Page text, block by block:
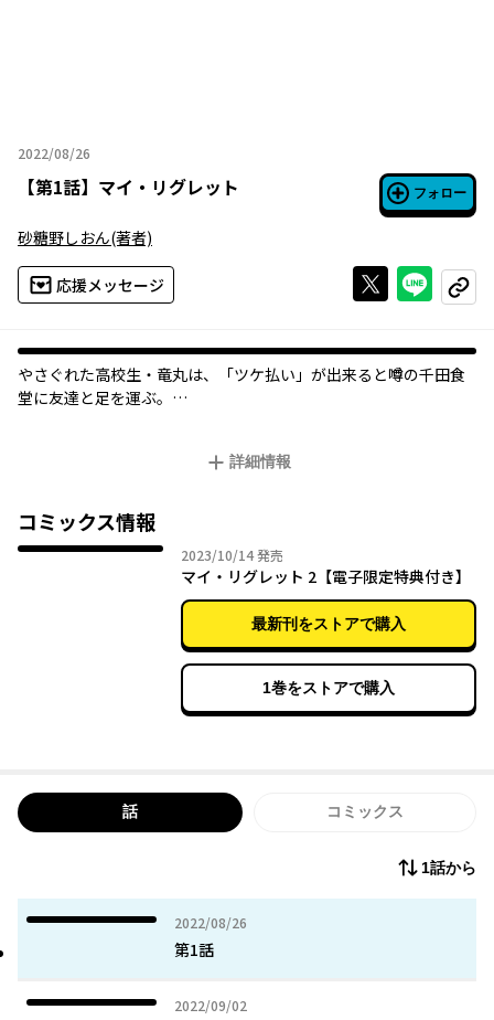
2022/08/26
2022年08月26日
【第1話】 マイ・リグレット フォロー
砂糖野しおん(著者)
応援メッセージ Xで投稿する
ライン
コピー
やさぐれた高校生・竜丸は、「ツケ払い」が出来ると噂の千田食
堂に友達と足を運ぶ。
しばらく経ったある日、まとまったお金を手に入れた竜丸は一人
は物音一つせず静まり返っていた。
1つの後悔から始まる、青年たちの苦悩と葛藤を描いた成長譚。
詳細情報
コミックス情報
2023/10/142023年10月14日
発売
マイ・リグレット 2【電子限定特典付き】
最新刊をストアで購入
1巻をストアで購入
話 コミックス
1話から
2022/08/26
2022年08月26日
第1話
2022/09/02
2022年09月02日